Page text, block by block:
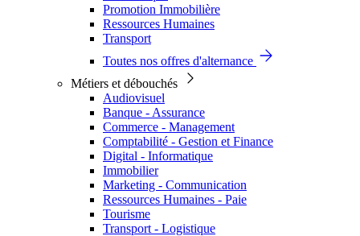
Promotion Immobilière
Ressources Humaines
Transport
Toutes nos offres d'alternance
Métiers et débouchés
Audiovisuel
Banque - Assurance
Commerce - Management
Comptabilité - Gestion et Finance
Digital - Informatique
Immobilier
Marketing - Communication
Ressources Humaines - Paie
Tourisme
Transport - Logistique